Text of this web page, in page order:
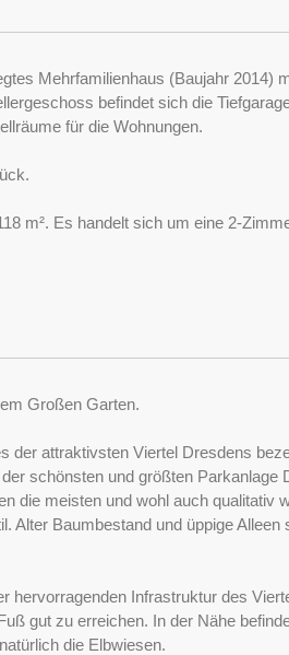
Mehrfamilienhaus (Baujahr 2014)
befindet sich die
für die Wohnungen.
m². Es handelt sich um eine 2-
Großen Garten.
der attraktivsten Viertel Dresdens
schönsten und größten Parkanlage
die meisten und wohl auch qualitativ
Alter Baumbestand und üppige Alleen
hervorragenden Infrastruktur des
gut zu erreichen. In der Nähe
die Elbwiesen.